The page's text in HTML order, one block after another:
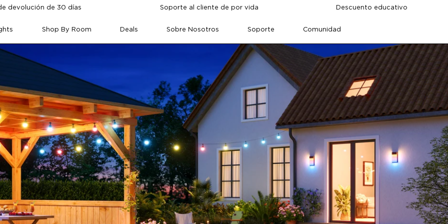
devolución de 30 días Soporte al cliente de por vida Descuento educativo
Shop By Room Deals Sobre Nosotros Soporte Comunidad